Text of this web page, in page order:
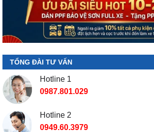
TỔNG ĐÀI TƯ VẤN
Hotline 1
0987.801.029
Hotline 2
0949.60.3979